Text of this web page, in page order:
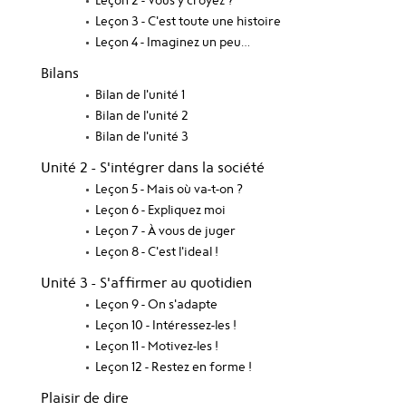
Leçon 3 - C'est toute une histoire
Leçon 4 - Imaginez un peu…
Bilans
Bilan de l'unité 1
Bilan de l'unité 2
Bilan de l'unité 3
Unité 2 - S'intégrer dans la société
Leçon 5 - Mais où va-t-on ?
Leçon 6 - Expliquez moi
Leçon 7 - À vous de juger
Leçon 8 - C'est l'ideal !
Unité 3 - S'affirmer au quotidien
Leçon 9 - On s'adapte
Leçon 10 - Intéressez-les !
Leçon 11 - Motivez-les !
Leçon 12 - Restez en forme !
Plaisir de dire